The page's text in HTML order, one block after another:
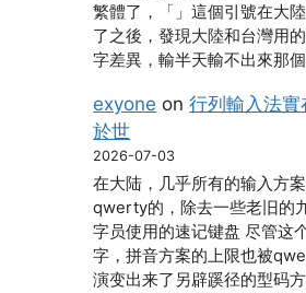
繁體了，「」這個引號在大
了之後，發現大陸和台灣用
字差異，輸半天輸不出來那
exyone on行列輸入法
於世
2026-07-03
在大陆，几乎所有的输入方
qwerty的，除去一些老旧的
字员使用的速记键盘 尽管这
字，拼音方案的上限也被
演变出来了另辟蹊径的型码